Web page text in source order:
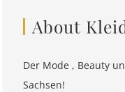
About
Der Mode , Beauty
Sachsen!